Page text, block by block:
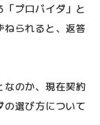
プロバイダ」と
ねられると、返答
なのか、現在契約
の選び方について